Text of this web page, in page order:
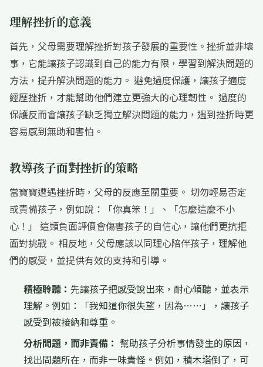
理解挫折的意義
首先，父母需要理解挫折對孩子發展的重要性。挫折並非壞
事，它能讓孩子認識到自己的能力有限，學習到解決問題的
方法，提升解決問題的能力。 避免過度保護，讓孩子適度
經歷挫折，才能幫助他們建立更強大的心理韌性。 過度的
保護反而會讓孩子缺乏獨立解決問題的能力，遇到挫折時更
容易感到無助和害怕。
教導孩子面對挫折的策略
當寶寶遭遇挫折時，父母的反應至關重要。 切勿輕易否定
或責備孩子，例如說：「你真笨！」、「怎麼這麼不小
心！」 這類負面評價會傷害孩子的自信心，讓他們更抗拒
面對挑戰。 相反地，父母應該以同理心陪伴孩子，理解他
們的感受，並提供有效的支持和引導。
積極聆聽： 先讓孩子把感受說出來，耐心傾聽，並表示
理解。例如：「我知道你很失望，因為……」，讓孩子
感受到被接納和尊重。
分析問題，而非責備： 幫助孩子分析事情發生的原因，
找出問題所在，而非一味責怪。例如，積木塔倒了，可